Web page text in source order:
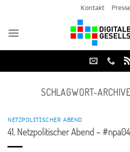
springen
Kontakt
SCHLAGWORT-
NETZPOLITISCHER ABEND
41. Netzpolitischer Abend –